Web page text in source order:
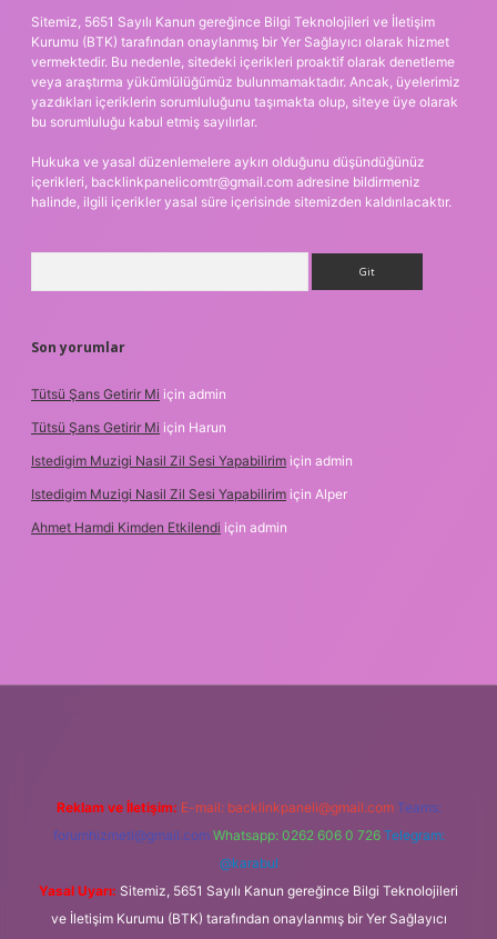
Sitemiz, 5651 Sayılı Kanun gereğince Bilgi Teknolojileri ve İletişim
Kurumu (BTK) tarafından onaylanmış bir Yer Sağlayıcı olarak hizmet
vermektedir. Bu nedenle, sitedeki içerikleri proaktif olarak denetleme
veya araştırma yükümlülüğümüz bulunmamaktadır. Ancak, üyelerimiz
yazdıkları içeriklerin sorumluluğunu taşımakta olup, siteye üye olarak
bu sorumluluğu kabul etmiş sayılırlar.
Hukuka ve yasal düzenlemelere aykırı olduğunu düşündüğünüz
içerikleri, backlinkpanelicomtr@gmail.com adresine bildirmeniz
halinde, ilgili içerikler yasal süre içerisinde sitemizden kaldırılacaktır.
Son yorumlar
Tütsü Şans Getirir Mi için admin
Tütsü Şans Getirir Mi için Harun
Istedigim Muzigi Nasil Zil Sesi Yapabilirim için admin
Istedigim Muzigi Nasil Zil Sesi Yapabilirim için Alper
Ahmet Hamdi Kimden Etkilendi için admin
Reklam ve İletişim: E-mail: backlinkpaneli@gmail.com Teams:
forumhizmeti@gmail.com Whatsapp: 0262 606 0 726 Telegram:
@karabul
Yasal Uyarı: Sitemiz, 5651 Sayılı Kanun gereğince Bilgi Teknolojileri
ve İletişim Kurumu (BTK) tarafından onaylanmış bir Yer Sağlayıcı